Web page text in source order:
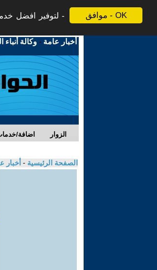
موافق - OK
لتوفير افضل
أخبار عامة -وكالة أنباء
اضافة/ الزوار
الصفحة الرئيسية - أخبار